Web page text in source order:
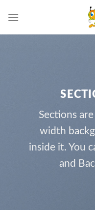
Sections
width
inside it. You
and